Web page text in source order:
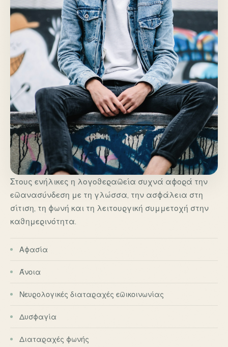
Στους ενήλικες η λογοθεραπεία συχνά αφορά την
επανασύνδεση με τη γλώσσα, την ασφάλεια στη
σίτιση, τη φωνή και τη λειτουργική συμμετοχή στην
καθημερινότητα.
Αφασία
Άνοια
Νευρολογικές διαταραχές επικοινωνίας
Δυσφαγία
Διαταραχές φωνής